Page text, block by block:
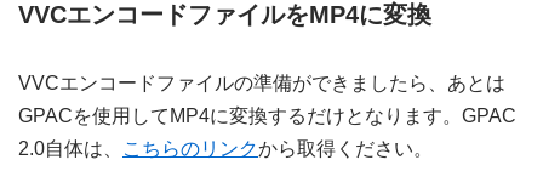
VVCエンコードファイルをMP4に変換
VVCエンコードファイルの準備ができましたら、あとは
GPACを使用してMP4に変換するだけとなります。GPAC
2.0自体は、
こちらのリンクから取得ください。